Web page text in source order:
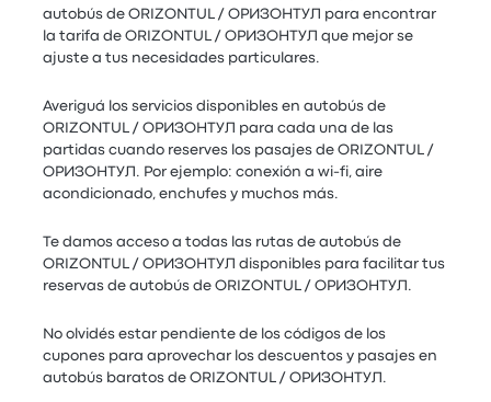
autobús de ORIZONTUL / ОРИЗОНТУЛ para encontrar
la tarifa de ORIZONTUL / ОРИЗОНТУЛ que mejor se
ajuste a tus necesidades particulares.
Averiguá los servicios disponibles en autobús de
ORIZONTUL / ОРИЗОНТУЛ para cada una de las
partidas cuando reserves los pasajes de ORIZONTUL /
ОРИЗОНТУЛ. Por ejemplo: conexión a wi-fi, aire
acondicionado, enchufes y muchos más.
Te damos acceso a todas las rutas de autobús de
ORIZONTUL / ОРИЗОНТУЛ disponibles para facilitar tus
reservas de autobús de ORIZONTUL / ОРИЗОНТУЛ.
No olvidés estar pendiente de los códigos de los
cupones para aprovechar los descuentos y pasajes en
autobús baratos de ORIZONTUL / ОРИЗОНТУЛ.